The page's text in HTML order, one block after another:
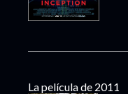
La película de 2011